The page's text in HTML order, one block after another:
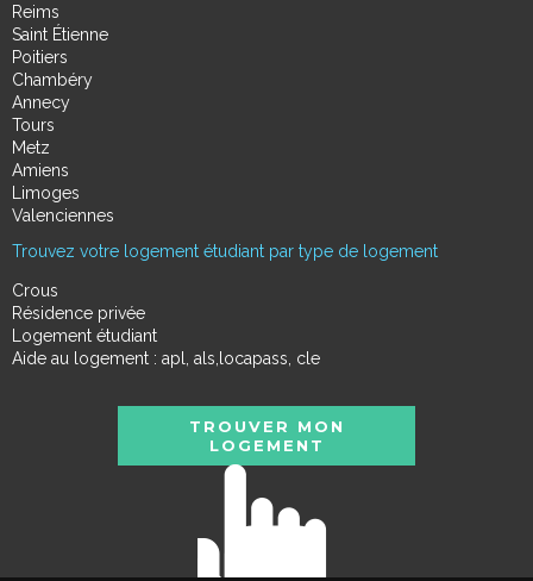
Reims
Saint Étienne
Poitiers
Chambéry
Annecy
Tours
Metz
Amiens
Limoges
Valenciennes
Trouvez votre logement étudiant par type de logement
Crous
Résidence privée
Logement étudiant
Aide au logement : apl, als,locapass, cle
TROUVER MON
LOGEMENT